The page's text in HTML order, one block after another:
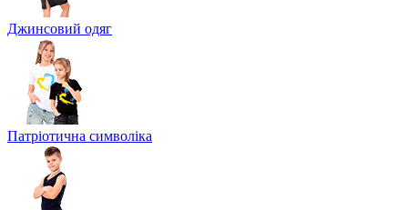
Джинсовий одяг
Патріотична символіка